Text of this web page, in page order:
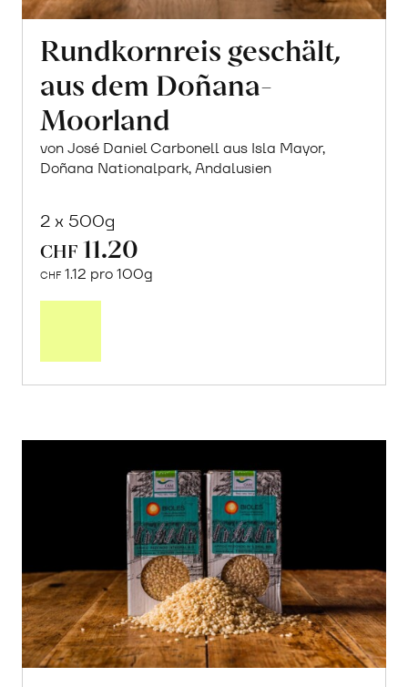
Rundkornreis geschält,
aus dem Doñana-
Moorland
von José Daniel Carbonell aus Isla Mayor,
Doñana Nationalpark, Andalusien
2 x 500g
CHF 11.20
CHF 1.12 pro 100g